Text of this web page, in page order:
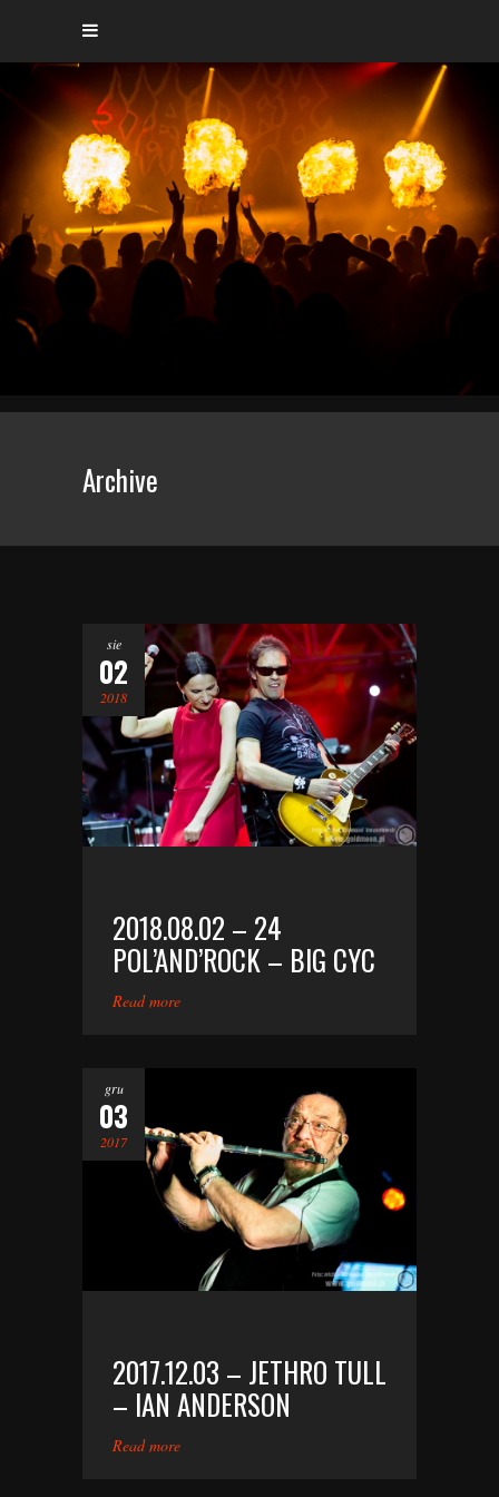
Archive
sie
02
2018
2018.08.02 – 24
POL’AND’ROCK – BIG CYC
Read more
gru
03
2017
2017.12.03 – JETHRO TULL
– IAN ANDERSON
Read more